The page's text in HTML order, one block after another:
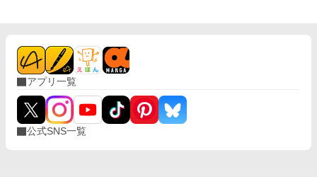
だ。お前は一歩引き、妹の門出を祝うのが筋というものだ」 （祝
う……？） 私の婚約者を奪い、私の名誉を泥に塗れさせ、その上
で、笑顔で祝福しろと言うのか。 この瞬間、マリアベルの心は決
まった。
アプリ一覧
公式SNS一覧